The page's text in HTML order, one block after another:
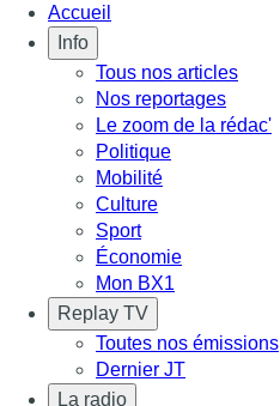
Accueil
Info
Tous nos articles
Nos reportages
Le zoom de la rédac'
Politique
Mobilité
Culture
Sport
Économie
Mon BX1
Replay TV
Toutes nos émissions
Dernier JT
La radio